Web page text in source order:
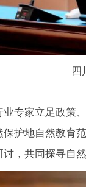
四
专家立足政策
护地自然教育
，共同探寻自